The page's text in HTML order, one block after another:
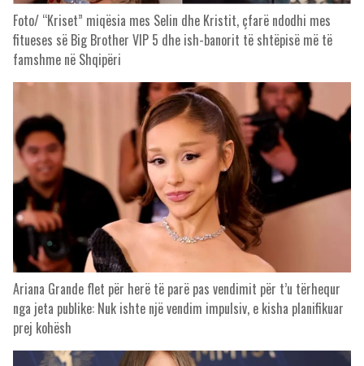
Foto/ “Kriset” miqësia mes Selin dhe Kristit, çfarë ndodhi mes
fitueses së Big Brother VIP 5 dhe ish-banorit të shtëpisë më të
famshme në Shqipëri
Ariana Grande flet për herë të parë pas vendimit për t’u tërhequr
nga jeta publike: Nuk ishte një vendim impulsiv, e kisha planifikuar
prej kohësh